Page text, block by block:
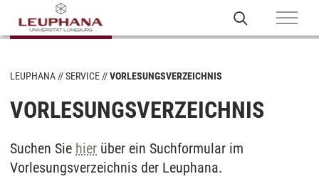
LEUPHANA SERVICE VORLESUNGSVERZEICHNIS
VORLESUNGSVERZEICHNIS
Suchen Sie hier über ein Suchformular im
Vorlesungsverzeichnis der Leuphana.